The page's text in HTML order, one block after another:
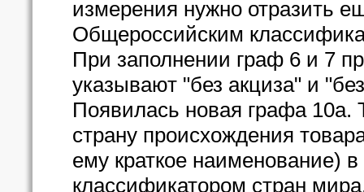
измерения нужно отразить
Общероссийским
При заполнении граф 6 и 7
указывают "без акциза" и
Появилась новая графа 10а.
страну происхождения
ему краткое наименование)
классификатором стран